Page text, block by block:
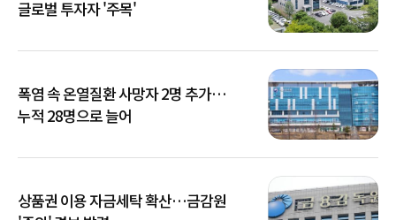
글로벌 투자자 '주목'
폭염 속 온열질환 사망자 2명 추가…
누적 28명으로 늘어
상품권 이용 자금세탁 확산…금감원